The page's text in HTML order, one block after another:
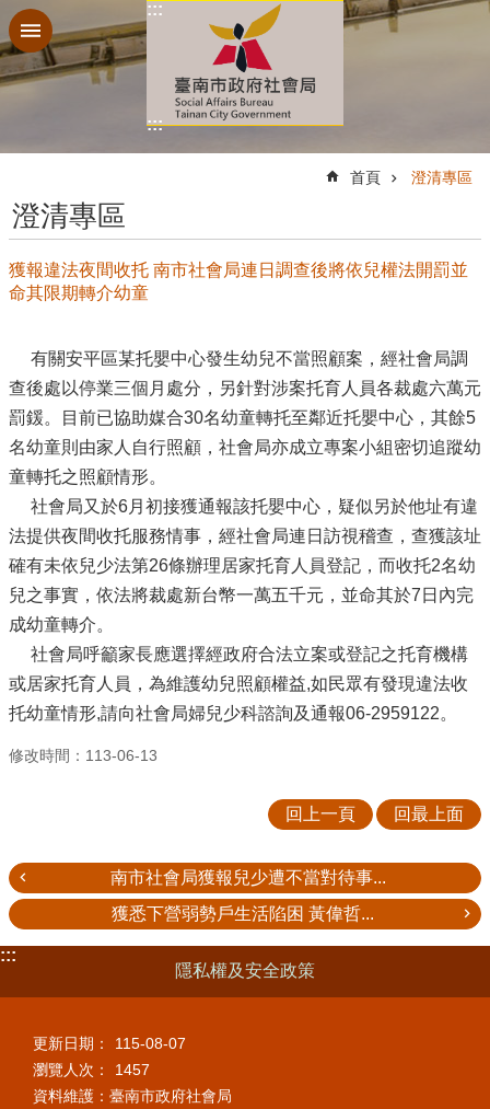
跳到主要內容區塊
:::
:::
首頁 澄清專區
澄清專區
獲報違法夜間收托 南市社會局連日調查後將依兒權法開罰並
命其限期轉介幼童
有關安平區某托嬰中心發生幼兒不當照顧案，經社會局調
查後處以停業三個月處分，另針對涉案托育人員各裁處六萬元
罰鍰。目前已協助媒合30名幼童轉托至鄰近托嬰中心，其餘5
名幼童則由家人自行照顧，社會局亦成立專案小組密切追蹤幼
童轉托之照顧情形。
社會局又於6月初接獲通報該托嬰中心，疑似另於他址有違
法提供夜間收托服務情事，經社會局連日訪視稽查，查獲該址
確有未依兒少法第26條辦理居家托育人員登記，而收托2名幼
兒之事實，依法將裁處新台幣一萬五千元，並命其於7日內完
成幼童轉介。
社會局呼籲家長應選擇經政府合法立案或登記之托育機構
或居家托育人員，為維護幼兒照顧權益,如民眾有發現違法收
托幼童情形,請向社會局婦兒少科諮詢及通報06-2959122。
修改時間：113-06-13
回上一頁 回最上面
南市社會局獲報兒少遭不當對待事...
獲悉下營弱勢戶生活陷困 黃偉哲...
:::
隱私權及安全政策
更新日期：
115-08-07
瀏覽人次：
1457
資料維護：臺南市政府社會局